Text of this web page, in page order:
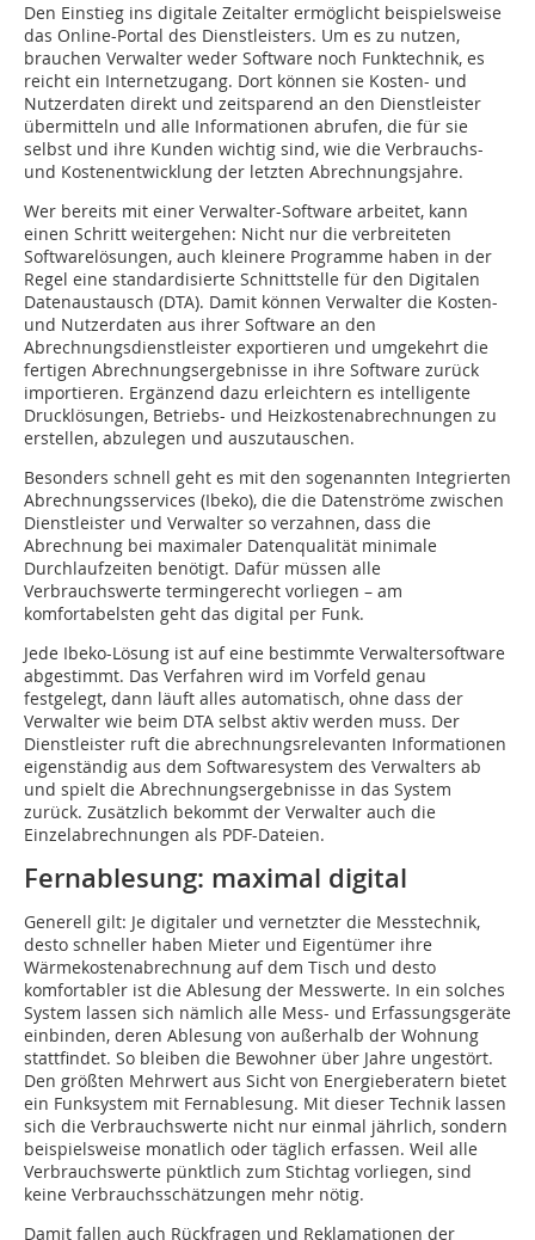
Den Einstieg ins digitale Zeitalter ermöglicht beispielsweise
das Online-Portal des Dienstleisters. Um es zu nutzen,
brauchen Verwalter weder Software noch Funktechnik, es
reicht ein Internetzugang. Dort können sie Kosten- und
Nutzerdaten direkt und zeitsparend an den Dienstleister
übermitteln und alle Informationen abrufen, die für sie
selbst und ihre Kunden wichtig sind, wie die Verbrauchs-
und Kostenentwicklung der letzten Abrechnungsjahre.
Wer bereits mit einer Verwalter-Software arbeitet, kann
einen Schritt weitergehen: Nicht nur die verbreiteten
Softwarelösungen, auch kleinere Programme haben in der
Regel eine standardisierte Schnittstelle für den Digitalen
Datenaustausch (DTA). Damit können Verwalter die Kosten-
und Nutzerdaten aus ihrer Software an den
Abrechnungsdienstleister exportieren und umgekehrt die
fertigen Abrechnungsergebnisse in ihre Software zurück
importieren. Ergänzend dazu erleichtern es intelligente
Drucklösungen, Betriebs- und Heizkostenabrechnungen zu
erstellen, abzulegen und auszutauschen.
Besonders schnell geht es mit den sogenannten Integrierten
Abrechnungsservices (Ibeko), die die Datenströme zwischen
Dienstleister und Verwalter so verzahnen, dass die
Abrechnung bei maximaler Datenqualität minimale
Durchlaufzeiten benötigt. Dafür müssen alle
Verbrauchswerte termingerecht vorliegen – am
komfortabelsten geht das digital per Funk.
Jede Ibeko-Lösung ist auf eine bestimmte Verwaltersoftware
abgestimmt. Das Verfahren wird im Vorfeld genau
festgelegt, dann läuft alles automatisch, ohne dass der
Verwalter wie beim DTA selbst aktiv werden muss. Der
Dienstleister ruft die abrechnungsrelevanten Informationen
eigenständig aus dem Softwaresystem des Verwalters ab
und spielt die Abrechnungsergebnisse in das System
zurück. Zusätzlich bekommt der Verwalter auch die
Einzelabrechnungen als PDF-Dateien.
Fernablesung: maximal digital
Generell gilt: Je digitaler und vernetzter die Messtechnik,
desto schneller haben Mieter und Eigentümer ihre
Wärmekostenabrechnung auf dem Tisch und desto
komfortabler ist die Ablesung der Messwerte. In ein solches
System lassen sich nämlich alle Mess- und Erfassungsgeräte
einbinden, deren Ablesung von außerhalb der Wohnung
stattfindet. So bleiben die Bewohner über Jahre ungestört.
Den größten Mehrwert aus Sicht von Energieberatern bietet
ein Funksystem mit Fernablesung. Mit dieser Technik lassen
sich die Verbrauchswerte nicht nur einmal jährlich, sondern
beispielsweise monatlich oder täglich erfassen. Weil alle
Verbrauchswerte pünktlich zum Stichtag vorliegen, sind
keine Verbrauchsschätzungen mehr nötig.
Damit fallen auch Rückfragen und Reklamationen der